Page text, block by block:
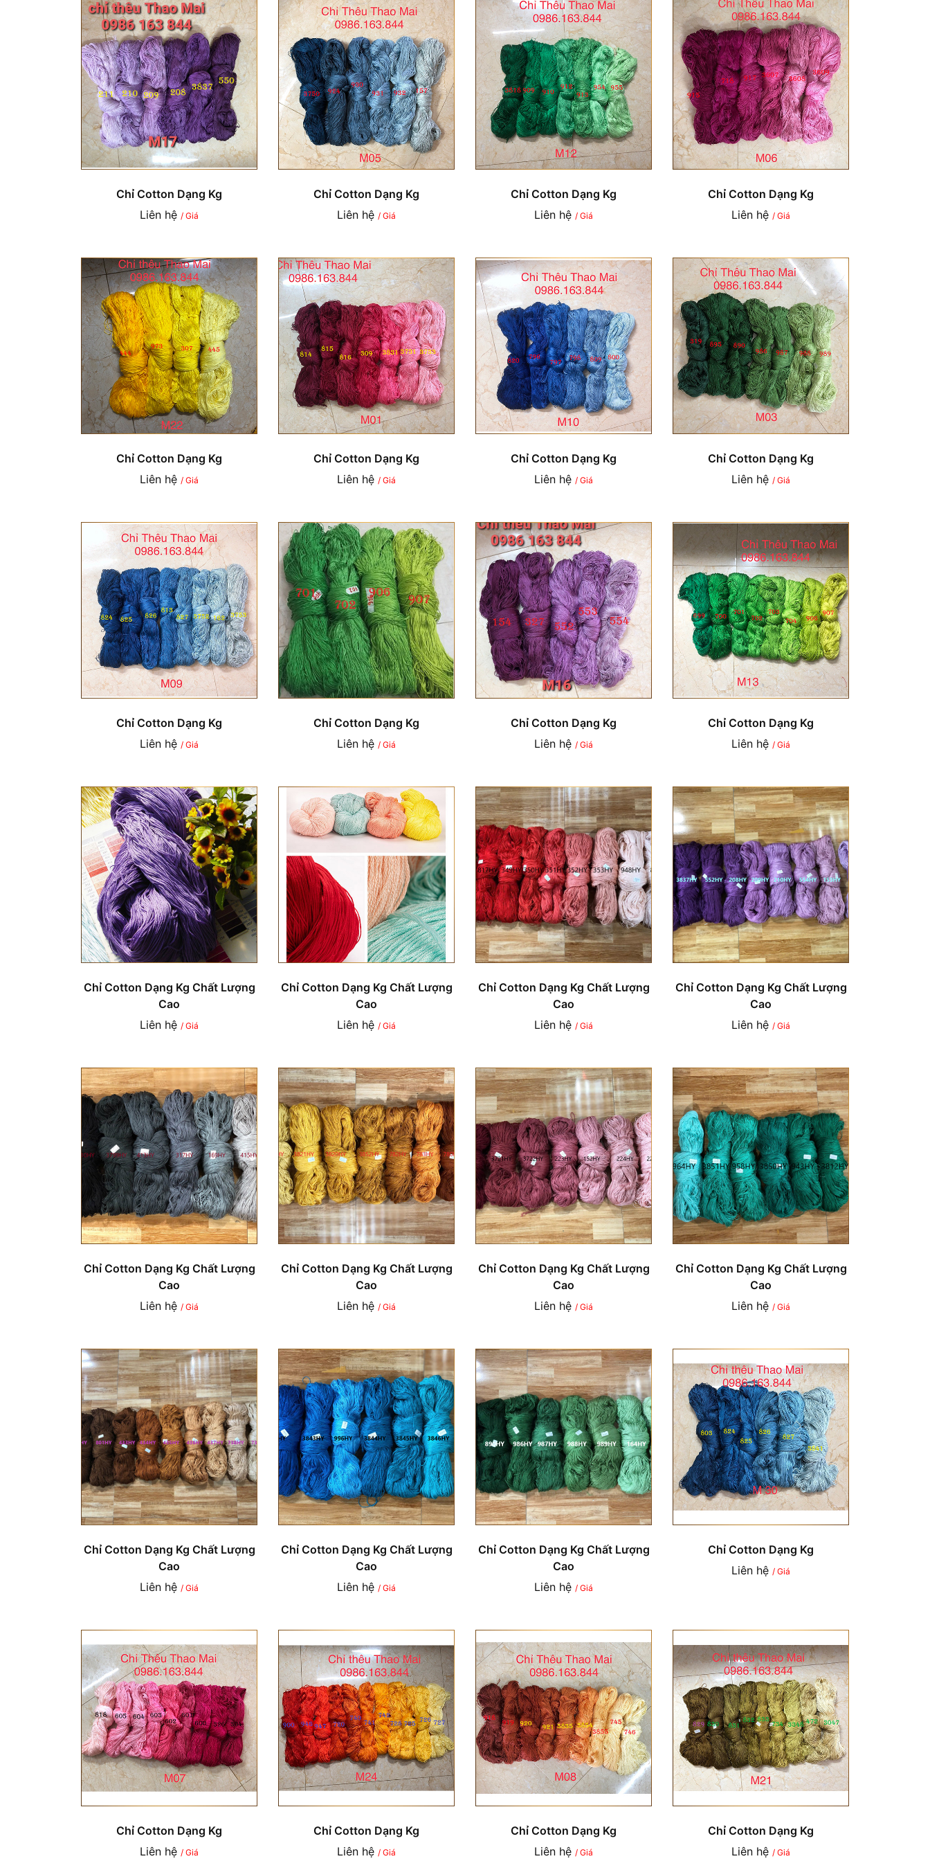
Chỉ Cotton Dạng Kg
Liên hệ / Giá
Chỉ Cotton Dạng Kg
Liên hệ / Giá
Chỉ Cotton Dạng Kg
Liên hệ / Giá
Chỉ Cotton Dạng Kg
Liên hệ / Giá
Chỉ Cotton Dạng Kg
Liên hệ / Giá
Chỉ Cotton Dạng Kg
Liên hệ / Giá
Chỉ Cotton Dạng Kg
Liên hệ / Giá
Chỉ Cotton Dạng Kg
Liên hệ / Giá
Chỉ Cotton Dạng Kg
Liên hệ / Giá
Chỉ Cotton Dạng Kg
Liên hệ / Giá
Chỉ Cotton Dạng Kg
Liên hệ / Giá
Chỉ Cotton Dạng Kg
Liên hệ / Giá
Chỉ Cotton Dạng Kg Chất Lượng
Cao
Liên hệ / Giá
Chỉ Cotton Dạng Kg Chất Lượng
Cao
Liên hệ / Giá
Chỉ Cotton Dạng Kg Chất Lượng
Cao
Liên hệ / Giá
Chỉ Cotton Dạng Kg Chất Lượng
Cao
Liên hệ / Giá
Chỉ Cotton Dạng Kg Chất Lượng
Cao
Liên hệ / Giá
Chỉ Cotton Dạng Kg Chất Lượng
Cao
Liên hệ / Giá
Chỉ Cotton Dạng Kg Chất Lượng
Cao
Liên hệ / Giá
Chỉ Cotton Dạng Kg Chất Lượng
Cao
Liên hệ / Giá
Chỉ Cotton Dạng Kg Chất Lượng
Cao
Liên hệ / Giá
Chỉ Cotton Dạng Kg Chất Lượng
Cao
Liên hệ / Giá
Chỉ Cotton Dạng Kg Chất Lượng
Cao
Liên hệ / Giá
Chỉ Cotton Dạng Kg
Liên hệ / Giá
Chỉ Cotton Dạng Kg
Liên hệ / Giá
Chỉ Cotton Dạng Kg
Liên hệ / Giá
Chỉ Cotton Dạng Kg
Liên hệ / Giá
Chỉ Cotton Dạng Kg
Liên hệ / Giá